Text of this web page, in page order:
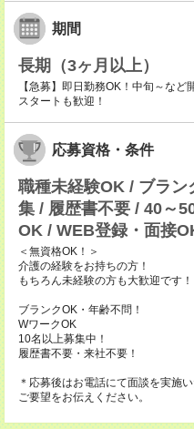
期間
長期（3ヶ月以上）
【急募】即日勤務OK！中旬～な
スタートも歓迎！
応募資格・条件
職種未経験OK / ブラ
集 / 履歴書不要 / 40～
OK / WEB登録・面接
＜無資格OK！＞
介護の経験をお持ちの方！
もちろん未経験の方も大歓迎です！
ブランクOK・年齢不問！
WワークOK
10名以上募集中！
履歴書不要・来社不要！
＊応募後はお電話にて面談を実施
ご要望をお伝えください。